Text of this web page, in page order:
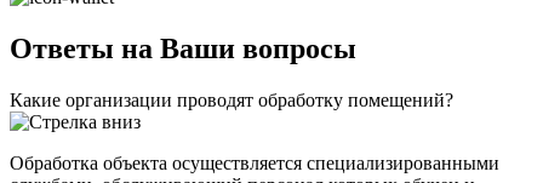
Ответы на Ваши вопросы
Какие организации проводят обработку помещений?
Обработка объекта осуществляется специализированными